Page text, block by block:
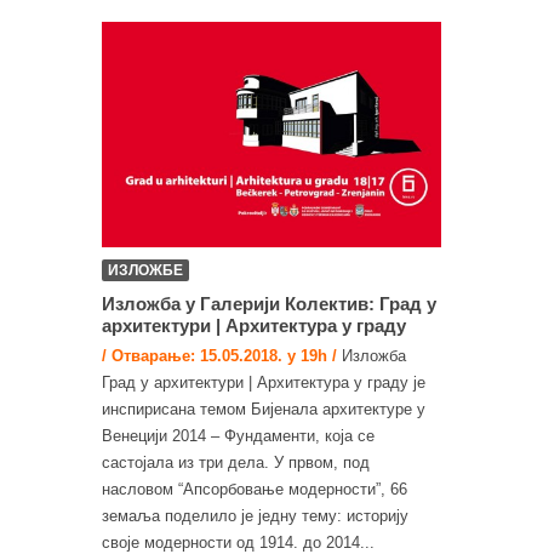
ИЗЛОЖБЕ
Изложба у Галерији Колектив: Град у
архитектури | Архитектура у граду
/ Отварање: 15.05.2018. у 19h / Изложба
Град у архитектури | Архитектура у граду је
инспирисана темом Бијенала архитектуре у
Венецији 2014 – Фундаменти, која се
састојала из три дела. У првом, под
насловом “Апсорбовање модерности”, 66
земаља поделило је једну тему: историју
своје модерности од 1914. до 2014...